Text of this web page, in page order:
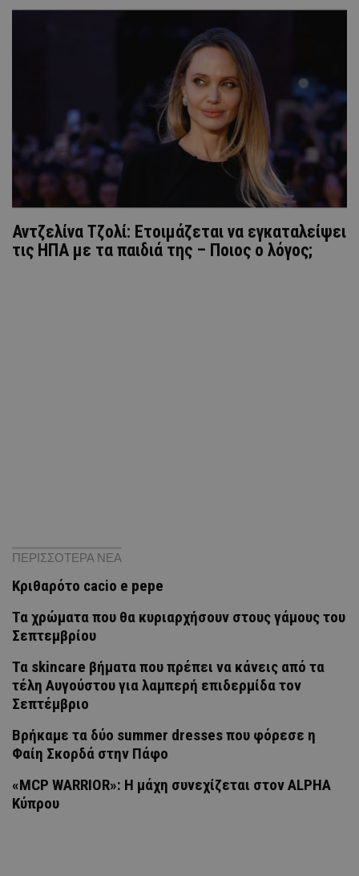
Αντζελίνα Τζολί: Ετοιμάζεται να εγκαταλείψει
τις ΗΠΑ με τα παιδιά της – Ποιος ο λόγος;
ΠΕΡΙΣΣΟΤΕΡΑ ΝΕΑ
Κριθαρότο cacio e pepe
Τα χρώματα που θα κυριαρχήσουν στους γάμους του
Σεπτεμβρίου
Τα skincare βήματα που πρέπει να κάνεις από τα
τέλη Αυγούστου για λαμπερή επιδερμίδα τον
Σεπτέμβριο
Βρήκαμε τα δύο summer dresses που φόρεσε η
Φαίη Σκορδά στην Πάφο
«MCP WARRIOR»: Η μάχη συνεχίζεται στον ALPHA
Κύπρου